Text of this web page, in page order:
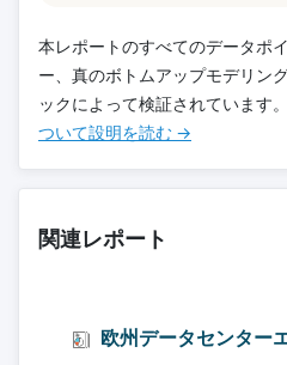
本レポートのすべてのデータポ
ー、真のボトムアップモデリン
ックによって検証されています。
ついて設明を読む →
関連レポート
欧州データセンター